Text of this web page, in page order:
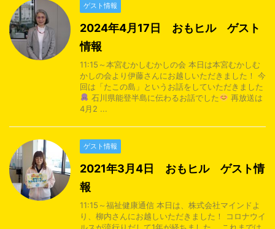
ゲスト情報
2024年4月17日 おもヒル ゲスト
情報
11:15～本宮むかしむかしの会 本日は本宮むかしむ
かしの会より伊藤さんにお越しいただきました！ 今
回は「たこの島」というお話をしていただきました
石川県能登半島に伝わるお話でした
再放送は
4月2 ...
ゲスト情報
2021年3月4日 おもヒル ゲスト情
報
11:15～福祉健康通信 本日は、株式会社マインドよ
り、柳内さんにお越しいただきました！ コロナウイ